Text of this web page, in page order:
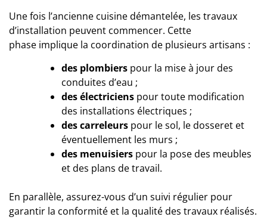
Une fois l’ancienne cuisine démantelée, les travaux
d’installation peuvent commencer. Cette
phase implique la coordination de plusieurs artisans :
des plombiers pour la mise à jour des
conduites d’eau ;
des électriciens pour toute modification
des installations électriques ;
des carreleurs pour le sol, le dosseret et
éventuellement les murs ;
des menuisiers pour la pose des meubles
et des plans de travail.
En parallèle, assurez-vous d’un suivi régulier pour
garantir la conformité et la qualité des travaux réalisés.